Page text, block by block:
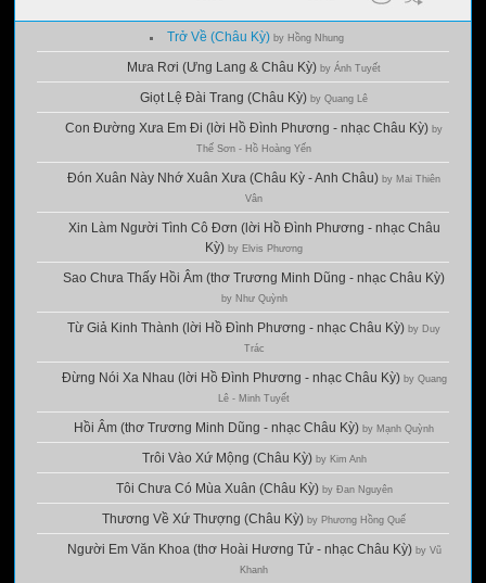
Trở Về (Châu Kỳ) by Hồng Nhung
Mưa Rơi (Ưng Lang & Châu Kỳ) by Ánh Tuyết
Giọt Lệ Đài Trang (Châu Kỳ) by Quang Lê
Con Đường Xưa Em Đi (lời Hồ Đình Phương - nhạc Châu Kỳ) by
Thế Sơn - Hồ Hoàng Yến
Đón Xuân Này Nhớ Xuân Xưa (Châu Kỳ - Anh Châu) by Mai Thiên
Vân
Xin Làm Người Tình Cô Đơn (lời Hồ Đình Phương - nhạc Châu
Kỳ) by Elvis Phương
Sao Chưa Thấy Hồi Âm (thơ Trương Minh Dũng - nhạc Châu Kỳ)
by Như Quỳnh
Từ Giả Kinh Thành (lời Hồ Đình Phương - nhạc Châu Kỳ) by Duy
Trác
Đừng Nói Xa Nhau (lời Hồ Đình Phương - nhạc Châu Kỳ) by Quang
Lê - Minh Tuyết
Hồi Âm (thơ Trương Minh Dũng - nhạc Châu Kỳ) by Mạnh Quỳnh
Trôi Vào Xứ Mộng (Châu Kỳ) by Kim Anh
Tôi Chưa Có Mùa Xuân (Châu Kỳ) by Đan Nguyên
Thương Về Xứ Thượng (Châu Kỳ) by Phương Hồng Quế
Người Em Văn Khoa (thơ Hoài Hương Tử - nhạc Châu Kỳ) by Vũ
Khanh